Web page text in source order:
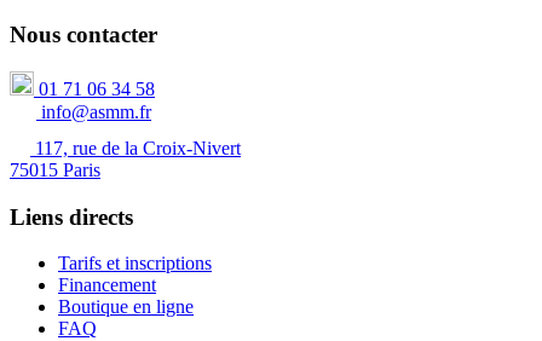
Nous contacter
01 71 06 34 58
info@asmm.fr
117, rue de la Croix-Nivert
75015 Paris
Liens directs
Tarifs et inscriptions
Financement
Boutique en ligne
FAQ